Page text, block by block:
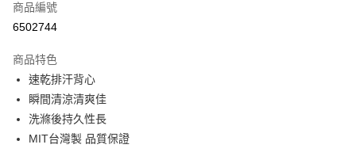
超商取貨付款
悠遊付
AFTEE先享後付
相關說明
【關於「AFTEE先享後付」】
商品編號
6502744
商品特色
速乾排汗背心
瞬間清涼清爽佳
洗滌後持久性長
MIT台灣製 品質保證